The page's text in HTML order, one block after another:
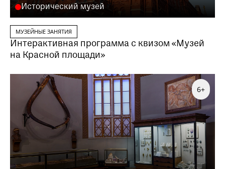
Исторический музей
МУЗЕЙНЫЕ ЗАНЯТИЯ
Интерактивная программа с квизом «Музей
на Красной площади»
6+